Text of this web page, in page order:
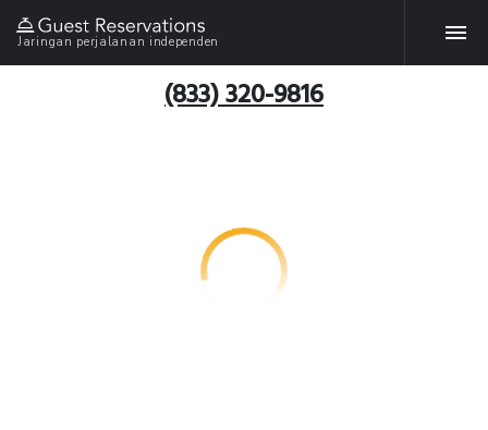
Jaringan perjalanan independen
(833) 320-9816